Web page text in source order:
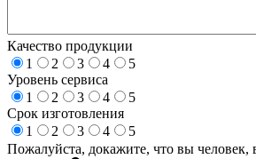
Качество продукции
1
2 3 4
5
Уровень сервиса
1
2 3 4
5
Срок изготовления
1
2 3 4
5
Пожалуйста, докажите, что вы человек,